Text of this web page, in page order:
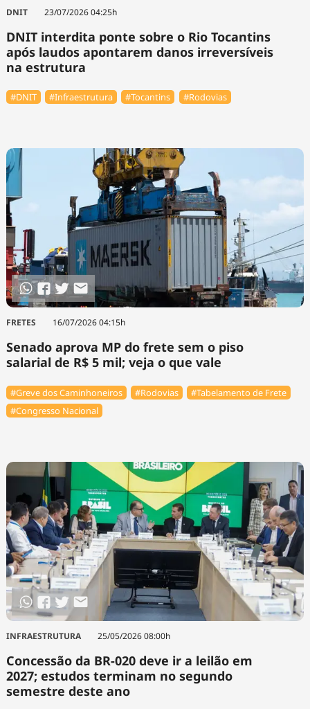
Cinema
Infraestrutura
DNIT 23/07/2026 04:25h
DNIT interdita ponte sobre o Rio Tocantins
após laudos apontarem danos irreversíveis
na estrutura
#DNIT #Infraestrutura #Tocantins #Rodovias
FRETES 16/07/2026 04:15h
Senado aprova MP do frete sem o piso
salarial de R$ 5 mil; veja o que vale
#Greve dos Caminhoneiros #Rodovias
#Tabelamento de Frete
#Congresso Nacional
INFRAESTRUTURA 25/05/2026 08:00h
Concessão da BR-020 deve ir a leilão em
2027; estudos terminam no segundo
semestre deste ano